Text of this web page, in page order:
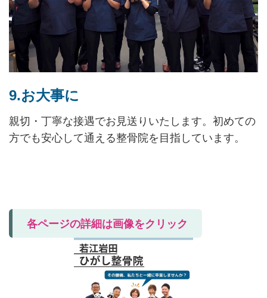
9.お大事に
親切・丁寧な接遇でお見送りいたします。初めての
方でも安心して通える整骨院を目指しています。
各ページの詳細は画像をクリック